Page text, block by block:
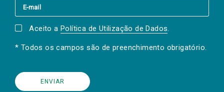
Aceito a Política de Utilização de Dados.
* Todos os campos são de preenchimento obrigatório.